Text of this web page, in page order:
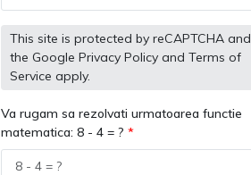
This site is protected by reCAPTCHA and
the Google Privacy Policy and Terms of
Service apply.
Va rugam sa rezolvati urmatoarea functie
matematica: 8 - 4 = ?